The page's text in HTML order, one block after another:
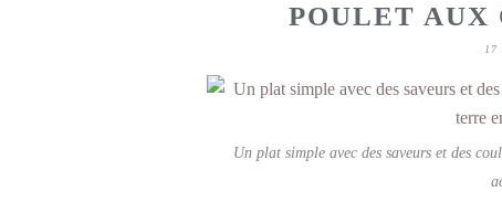
POULET AUX
17
Un plat simple avec des saveurs et des